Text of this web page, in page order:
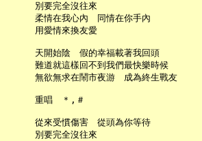
     別要完全沒往來
     柔情在我心內　同情在你手內
     用愛情來換友愛
     天開始陰　假的幸福載著我回頭
     難道就這樣回不到我們最快樂時候
     無欲無求在鬧市夜游　成為終生戰友
     重唱　＊,＃
     從來受慣傷害　從頭為你等待
     別要完全沒往來